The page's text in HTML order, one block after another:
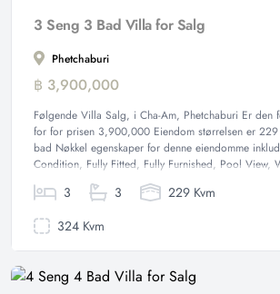
3 Seng 3 Bad Villa for Salg
Phetchaburi
฿ 3,900,000
Følgende Villa Salg, i Cha-Am, Phetchaburi Er den
for for prisen 3,900,000 Eiendom størrelsen er
bad Nøkkel egenskaper for denne eiendomme
Condition, Fully Fitted, Fully Furnished, Pool View,
3 3
229 Kvm
324 Kvm